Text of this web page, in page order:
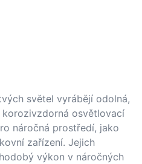
světel vyrábějí odolná,
osvětlovací
náročná prostředí, jako
zařízení. Jejich
výkon v náročných